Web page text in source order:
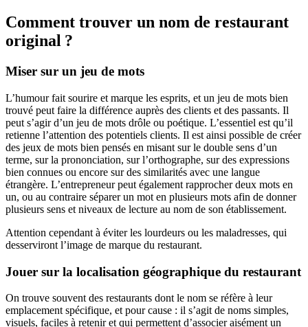
Comment trouver un nom de restaurant
original ?
Miser sur un jeu de mots
L’humour fait sourire et marque les esprits, et un jeu de mots bien
trouvé peut faire la différence auprès des clients et des passants. Il
peut s’agir d’un jeu de mots drôle ou poétique. L’essentiel est qu’il
retienne l’attention des potentiels clients. Il est ainsi possible de créer
des jeux de mots bien pensés en misant sur le double sens d’un
terme, sur la prononciation, sur l’orthographe, sur des expressions
bien connues ou encore sur des similarités avec une langue
étrangère. L’entrepreneur peut également rapprocher deux mots en
un, ou au contraire séparer un mot en plusieurs mots afin de donner
plusieurs sens et niveaux de lecture au nom de son établissement.
Attention cependant à éviter les lourdeurs ou les maladresses, qui
desserviront l’image de marque du restaurant.
Jouer sur la localisation géographique du restaurant
On trouve souvent des restaurants dont le nom se réfère à leur
emplacement spécifique, et pour cause : il s’agit de noms simples,
visuels, faciles à retenir et qui permettent d’associer aisément un